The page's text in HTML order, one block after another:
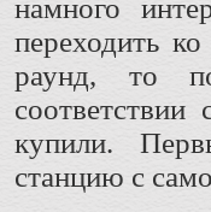
намного
переходить
раунд, то
купили.
станцию с